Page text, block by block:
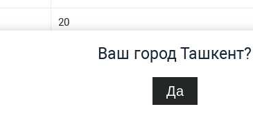
Ваш город Ташкент?
Да
20